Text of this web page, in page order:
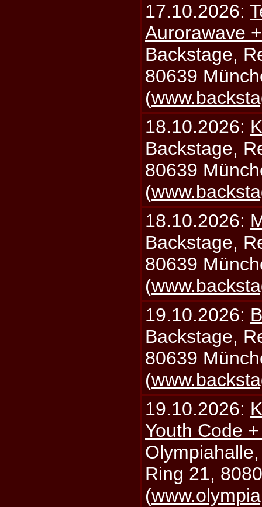
17.10.2026:
Aurorawave
Backstage,
80639
(
18.10.2026:
Backstage,
80639
(
18.10.2026:
Backstage,
80639
(
19.10.2026:
Backstage,
80639
(
19.10.2026:
Youth Code
Ring 21,
(